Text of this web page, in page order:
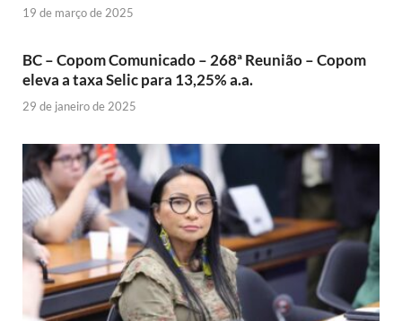
19 de março de 2025
BC – Copom Comunicado – 268ª Reunião – Copom
eleva a taxa Selic para 13,25% a.a.
29 de janeiro de 2025